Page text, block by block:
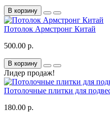
В корзину
Потолок Армстронг Китай
500.00 р.
В корзину
Лидер продаж!
Потолочные плитки для
180.00 р.